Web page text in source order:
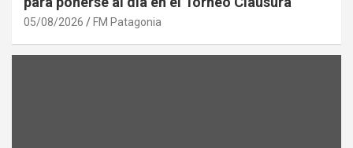
05/08/2026 FM Patagonia